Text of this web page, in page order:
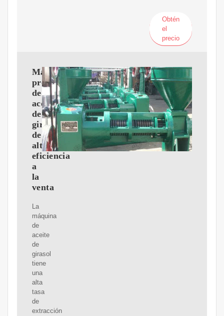
Obtén
el
precio
Máquina
prensadora
de
aceite
de
girasol
de
alta
eficiencia
a
la
venta
La
máquina
de
aceite
de
girasol
tiene
una
alta
tasa
de
extracción